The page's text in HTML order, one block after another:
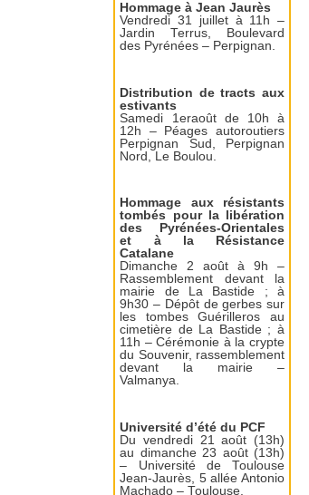
Hommage à Jean Jaurès
Vendredi 31 juillet à 11h –
Jardin Terrus, Boulevard
des Pyrénées – Perpignan.
Distribution de tracts aux
estivants
Samedi 1eraoût de 10h à
12h – Péages autoroutiers
Perpignan Sud, Perpignan
Nord, Le Boulou.
Hommage aux résistants
tombés pour la libération
des Pyrénées-Orientales
et à la Résistance
Catalane
Dimanche 2 août à 9h –
Rassemblement devant la
mairie de La Bastide ; à
9h30 – Dépôt de gerbes sur
les tombes Guérilleros au
cimetière de La Bastide ; à
11h – Cérémonie à la crypte
du Souvenir, rassemblement
devant la mairie –
Valmanya.
Université d’été du PCF
Du vendredi 21 août (13h)
au dimanche 23 août (13h)
– Université de Toulouse
Jean-Jaurès, 5 allée Antonio
Machado – Toulouse.